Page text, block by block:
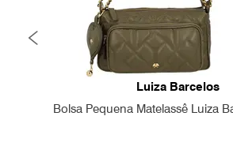
Luiza Barcelos
Bolsa Pequena Matelassê Luiza